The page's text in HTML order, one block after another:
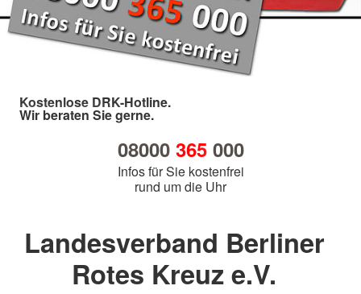
Kostenlose DRK-Hotline.
Wir beraten Sie gerne.
08000 365000
Infos für Sie kostenfrei
rund um die Uhr
Landesverband Berliner
Rotes Kreuz e.V.